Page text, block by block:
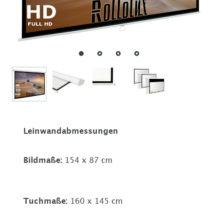
Leinwandabmessungen
Bildmaße: 154 x 87 cm
Tuchmaße: 160 x 145 cm